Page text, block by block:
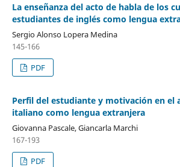
La enseñanza del acto de habla de los
estudiantes de inglés como lengua
Sergio Alonso Lopera Medina
145-166
PDF
Perfil del estudiante y motivación en el
italiano como lengua extranjera
Giovanna Pascale, Giancarla Marchi
167-193
PDF